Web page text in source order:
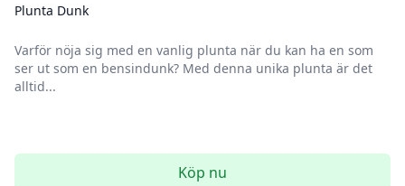
Plunta Dunk
Varför nöja sig med en vanlig plunta när du kan ha en som
ser ut som en bensindunk? Med denna unika plunta är det
alltid...
Köp nu